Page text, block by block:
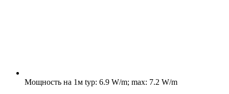
Мощность на 1м typ: 6.9 W/m; max: 7.2 W/m